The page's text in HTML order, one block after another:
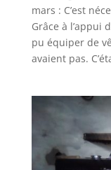
mars : C’est
Grâce à l’appui
pu équiper de
avaient pas.